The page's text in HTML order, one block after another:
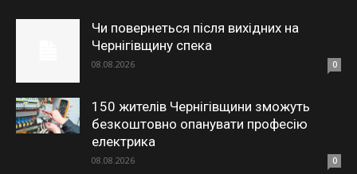
Чи повернеться після вихідних на
Чернігівщину спека
08.08.2026 0
150 жителів Чернігівщини зможуть
безкоштовно опанувати професію
електрика
08.08.2026 0